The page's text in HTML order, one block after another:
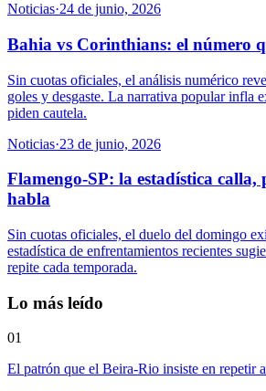
Noticias·24 de junio, 2026
Bahia vs Corinthians: el número
Sin cuotas oficiales, el análisis numérico
goles y desgaste. La narrativa popular infla
piden cautela.
Noticias·23 de junio, 2026
Flamengo-SP: la estadística calla,
habla
Sin cuotas oficiales, el duelo del domingo
estadística de enfrentamientos recientes
repite cada temporada.
Lo más leído
01
El patrón que el Beira-Rio insiste en repetir